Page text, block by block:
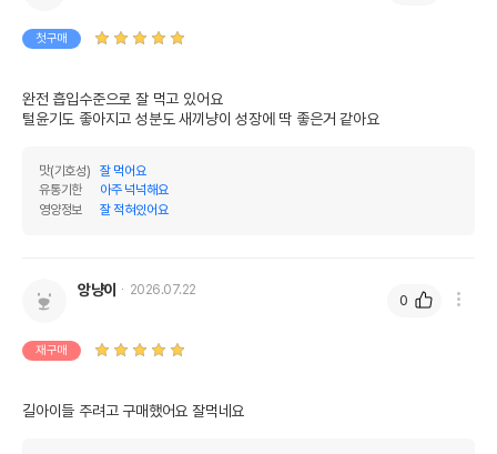
첫구매
완전 흡입수준으로 잘 먹고 있어요
털윤기도 좋아지고 성분도 새끼냥이 성장에 딱 좋은거 같아요
맛(기호성)
잘 먹어요
유통기한
아주 넉넉해요
영양정보
잘 적혀있어요
앙냥이 2026.07.22
재구매
길아이들 주려고 구매했어요 잘먹네요
0